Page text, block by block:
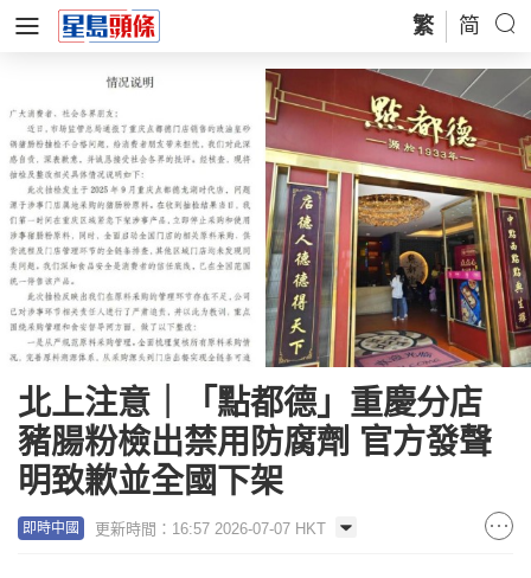
繁 简
北上注意｜「點都德」重慶分店
豬腸粉檢出禁用防腐劑 官方發聲
明致歉並全國下架
即時中國 更新時間：16:57 2026-07-07 HKT